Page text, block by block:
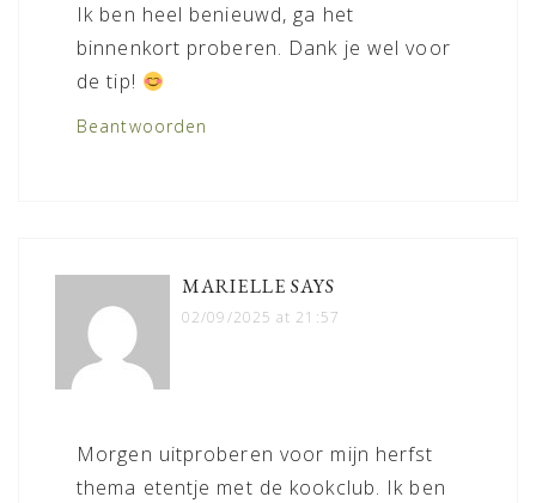
Ik ben heel benieuwd, ga het
binnenkort proberen. Dank je wel voor
de tip!
Beantwoorden
MARIELLE SAYS
02/09/2025 at 21:57
Morgen uitproberen voor mijn herfst
thema etentje met de kookclub. Ik ben